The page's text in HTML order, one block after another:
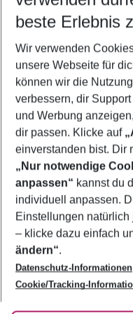
2 Erwachsene
Mehr
Footer
Footer navigation
Über uns
AGB
Bestpreisgarantie
Cookie-Einstellungen
Cookie-Richtlinie
Agenturbetreuung
Barrierefreies Reisen
Folge uns
beste Erlebnis
Wir verwenden
unsere Webseite für
können wir die
verbessern, dir
und Werbung
dir passen. Klicke auf
einverstanden bist. Dir
„Nur notwendige
anpassen“ kannst du
individuell anpassen.
Einstellungen
– klicke dazu einfach
ändern“.
Datenschutz-Informationen
Cookie/Tracking-